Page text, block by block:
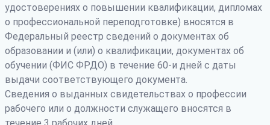
удостоверениях о повышении квалификации, дипломах
о профессиональной переподготовке) вносятся в
Федеральный реестр сведений о документах об
образовании и (или) о квалификации, документах об
обучении (ФИС ФРДО) в течение 60-и дней с даты
выдачи соответствующего документа.
Сведения о выданных свидетельствах о профессии
рабочего или о должности служащего вносятся в